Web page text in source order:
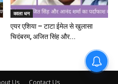
काला धन
एयर एशिया – टाटा ईमेल से खुलासा
चिदंबरम, अजित सिंह और...
Us Contact Us